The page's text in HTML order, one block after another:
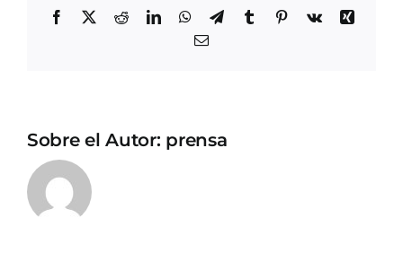
Facebook
X RedditLinkedInWhatsApp
TelegramTumblrPinterest
Vk
Xing
Correo
Sobre el Autor: prensa